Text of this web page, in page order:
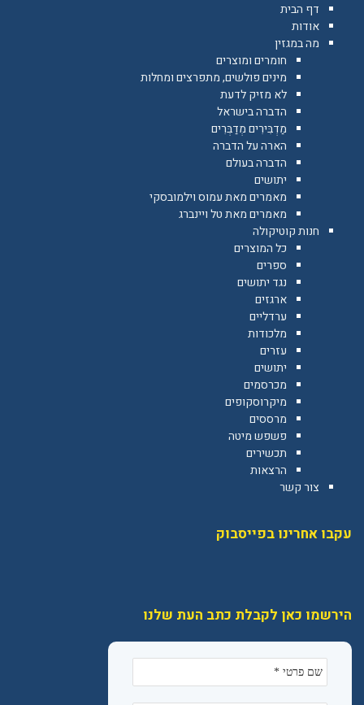
דף הבית
אודות
מה במגזין
חומרים ומוצרים
מינים פולשים, מתפרצים ומחלות
לא מזיק לדעת
הדברה בישראל
מַדְבִּירִים מְדַבְּרִים
הארה על הדברה
הדברה בעולם
יתושים
מאמרים מאת עמוס וילמובסקי
מאמרים מאת טל ויינברג
חנות קוטיקולה
כל המוצרים
ספרים
נגד יתושים
ארגזים
ערדליים
מלכודות
עזרים
יתושים
מכרסמים
מיקרוסקופים
מרססים
פשפש מיטה
תכשירים
הרצאות
צור קשר
עקבו אחרינו בפייסבוק
הירשמו כאן לקבלת כתב העת שלנו